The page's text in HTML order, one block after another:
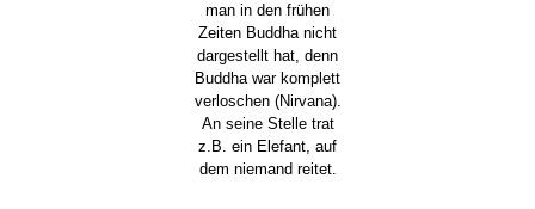
man in den frühen
Zeiten Buddha nicht
dargestellt hat, denn
Buddha war komplett
verloschen (Nirvana).
An seine Stelle trat
z.B. ein Elefant, auf
dem niemand reitet.